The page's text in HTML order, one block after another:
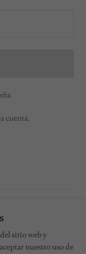
cuenta.
sitio web y
nuestro uso de